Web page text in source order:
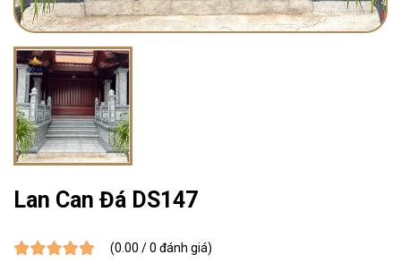
Lan Can Đá DS147
(0.00 / 0 đánh giá)